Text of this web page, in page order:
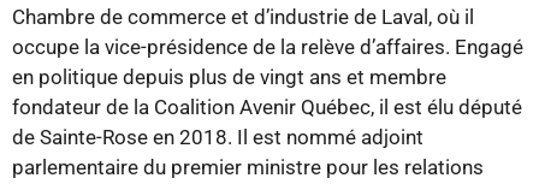
Chambre de commerce et d’industrie de Laval, où il
occupe la vice-présidence de la relève d’affaires. Engagé
en politique depuis plus de vingt ans et membre
fondateur de la Coalition Avenir Québec, il est élu député
de Sainte-Rose en 2018. Il est nommé adjoint
parlementaire du premier ministre pour les relations